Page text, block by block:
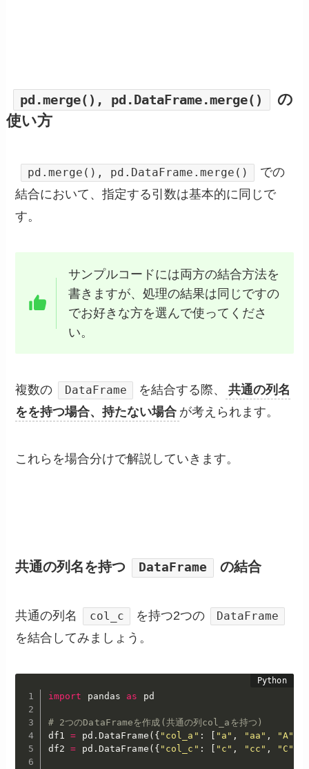
pd.merge(), pd.DataFrame.merge()
の
使い方
pd.merge(), pd.DataFrame.merge()
での
結合において、指定する引数は基本的に同じで
す。
サンプルコードには両方の結合方法を
書きますが、処理の結果は同じですの
でお好きな方を選んで使ってくださ
い。
複数の DataFrame を結合する際、
共通の列名
をを持つ場合、持たない場合 が考えられます。
これらを場合分けで解説していきます。
共通の列名を持つ DataFrame の結合
共通の列名 col_c を持つ2つの DataFrame
を結合してみましょう。
import pandas as pd
# 2つのDataFrameを作成(共通の列col_aを持つ)
df1 = pd . DataFrame ( { "col_a" : [ "a" , "aa" , "A"
df2 = pd . DataFrame ( { "col_c" : [ "c" , "cc" , "C"